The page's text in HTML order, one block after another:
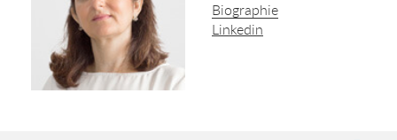
Biographie
Linkedin